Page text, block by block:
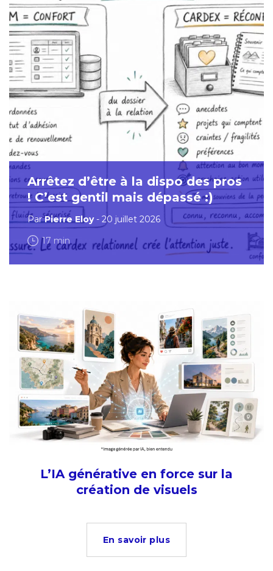
Arrêtez d’être à la dispo des pros
! C’est gentil mais dépassé :)
ParPierre Eloy- 20 juillet 2026
17 min
L’IA générative en force sur la
création de visuels
En savoir plus